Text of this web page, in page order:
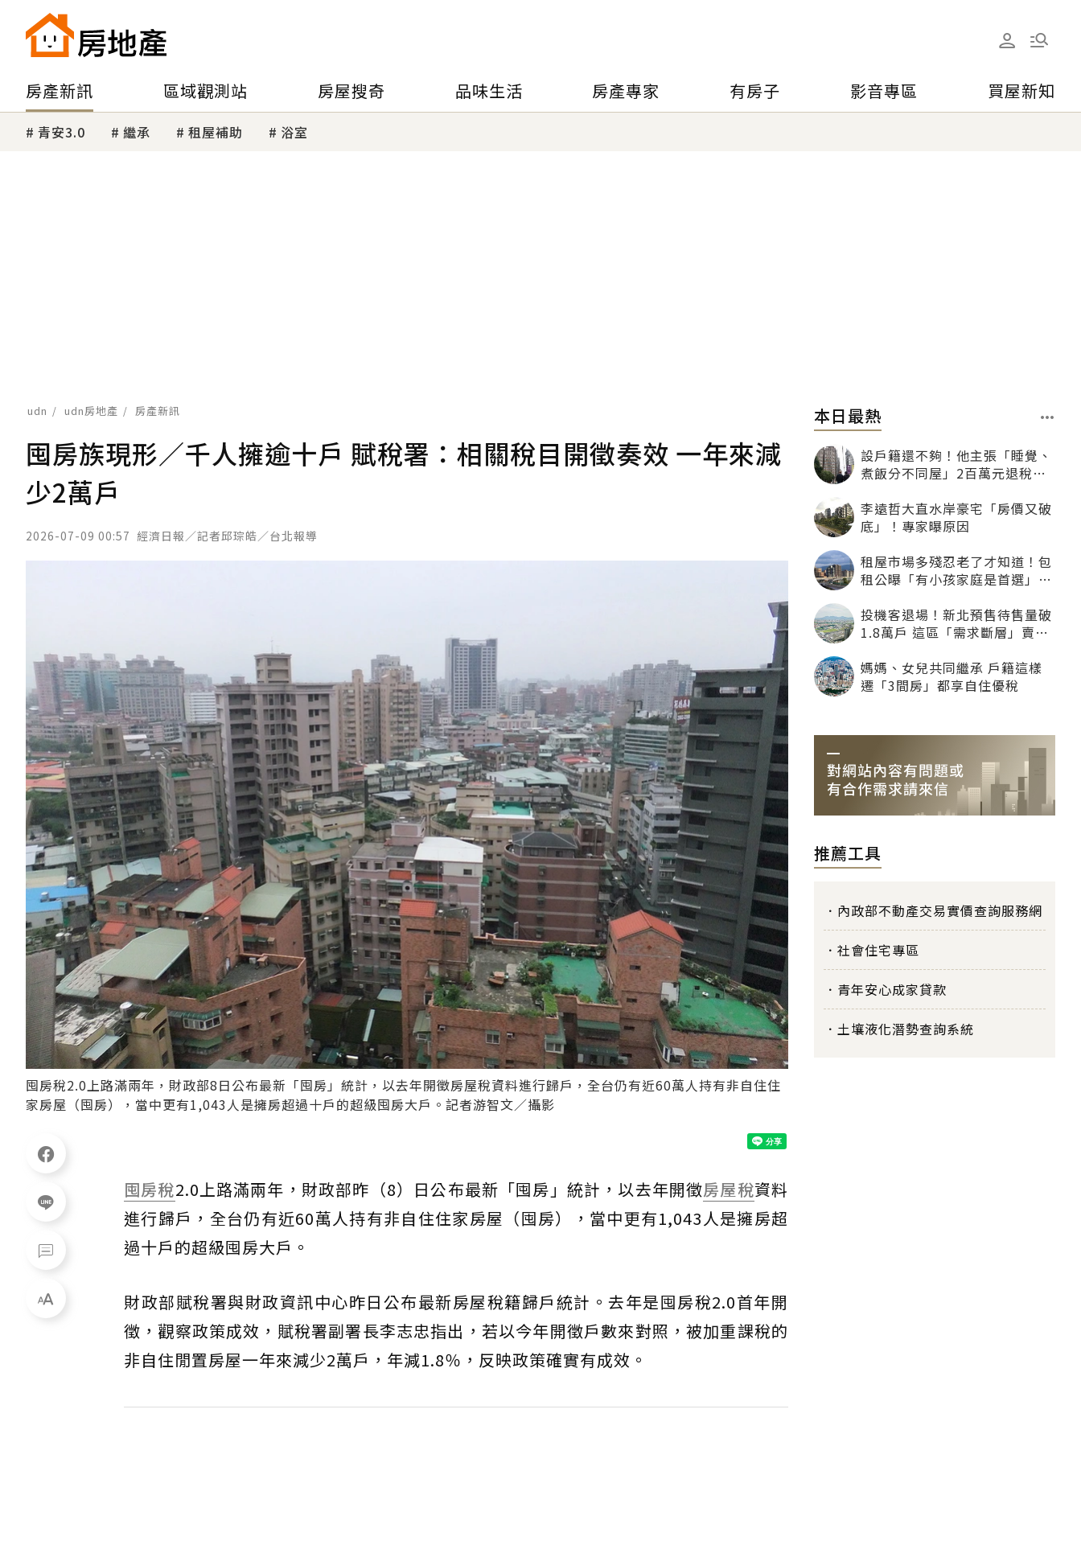
房產新訊 區域觀測站 房屋搜奇 品味生活 房產專家 有房子 影音專區 買屋新知
青安3.0 繼承 租屋補助 浴室
udn udn房地產 房產新訊
囤房族現形／千人擁逾十戶 賦稅署：相關稅目開徵奏效 一年來減
少2萬戶
2026-07-09 00:57 經濟日報／記者邱琮皓／台北報導
囤房稅2.0上路滿兩年，財政部8日公布最新「囤房」統計，以去年開徵房屋稅資料進行歸戶，全台仍有近60萬人持有非自住住
家房屋（囤房），當中更有1,043人是擁房超過十戶的超級囤房大戶。記者游智文／攝影
囤房稅2.0上路滿兩年，財政部昨（8）日公布最新「囤房」統計，以去年開徵房屋稅資料
進行歸戶，全台仍有近60萬人持有非自住住家房屋（囤房），當中更有1,043人是擁房超
過十戶的超級囤房大戶。
財政部賦稅署與財政資訊中心昨日公布最新房屋稅籍歸戶統計。去年是囤房稅2.0首年開
徵，觀察政策成效，賦稅署副署長李志忠指出，若以今年開徵戶數來對照，被加重課稅的
非自住閒置房屋一年來減少2萬戶，年減1.8％，反映政策確實有成效。
本日最熱
設戶籍還不夠！他主張「睡覺、
煮飯分不同屋」2百萬元退稅照
李遠哲大直水岸豪宅「房價又破
底」！專家曝原因
租屋市場多殘忍老了才知道！包
租公曝「有小孩家庭是首選」：
投機客退場！新北預售待售量破
1.8萬戶 這區「需求斷層」賣壓
媽媽、女兒共同繼承 戶籍這樣
遷「3間房」都享自住優稅
推薦工具
內政部不動產交易實價查詢服務網
社會住宅專區
青年安心成家貸款
土壤液化潛勢查詢系統